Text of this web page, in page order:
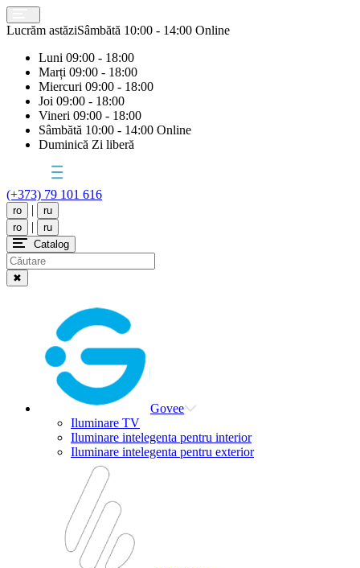
Lucrăm astăziSâmbătă 10:00 - 14:00 Online
Luni 09:00 - 18:00
Marți 09:00 - 18:00
Miercuri 09:00 - 18:00
Joi 09:00 - 18:00
Vineri 09:00 - 18:00
Sâmbătă 10:00 - 14:00 Online
Duminică Zi liberă
(+373) 79 101 616
ro |
ru
ro
|
ru
Catalog
✖
Govee
Iluminare TV
Iluminare intelegenta pentru interior
Iluminare intelegenta pentru exterior